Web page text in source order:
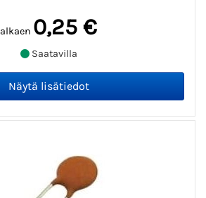
alkaen 0,25 €
Saatavilla